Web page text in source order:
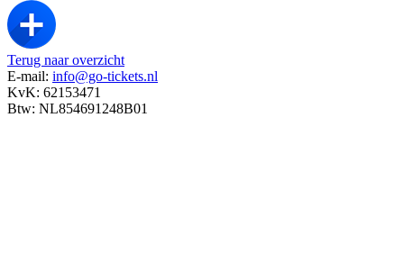
Terug naar overzicht
E-mail: info@go-tickets.nl
KvK: 62153471
Btw: NL854691248B01